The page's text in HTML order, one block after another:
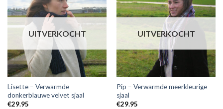
Toevoegen
aan
wensenlijst
UITVERKOCHT
Lisette – Verwarmde
donkerblauwe velvet sjaal
€29.95
Toevoegen
aan
wensenlijst
UITVERKOCHT
Pip – Verwarmde meerkleurige
sjaal
€29.95